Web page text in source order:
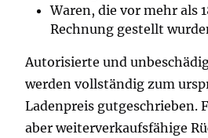
Waren, die vor mehr als
Rechnung gestellt
Autorisierte und
werden vollständig zum
Ladenpreis gutgeschrieben.
aber weiterverkaufsfähige